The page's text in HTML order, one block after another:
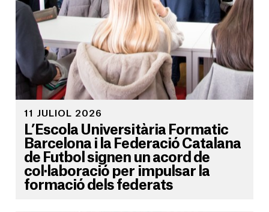
11 JULIOL 2026
L’Escola Universitària Formatic
Barcelona i la Federació Catalana
de Futbol signen un acord de
col·laboració per impulsar la
formació dels federats